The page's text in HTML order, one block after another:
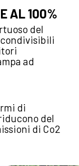
AL 100%
del
ad
di
del
di Co2